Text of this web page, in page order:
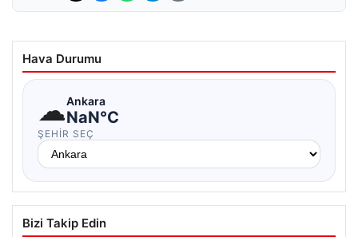
Hava Durumu
☁Ankara
NaN°C
ŞEHIR SEÇ
Bizi Takip Edin